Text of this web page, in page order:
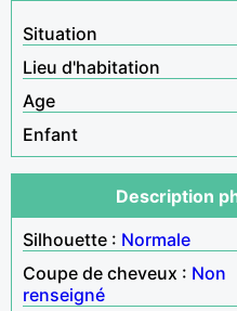
Situation
Lieu d'habitation
Age
Enfant
Description
Silhouette : Normale
Coupe de cheveux : Non
renseigné